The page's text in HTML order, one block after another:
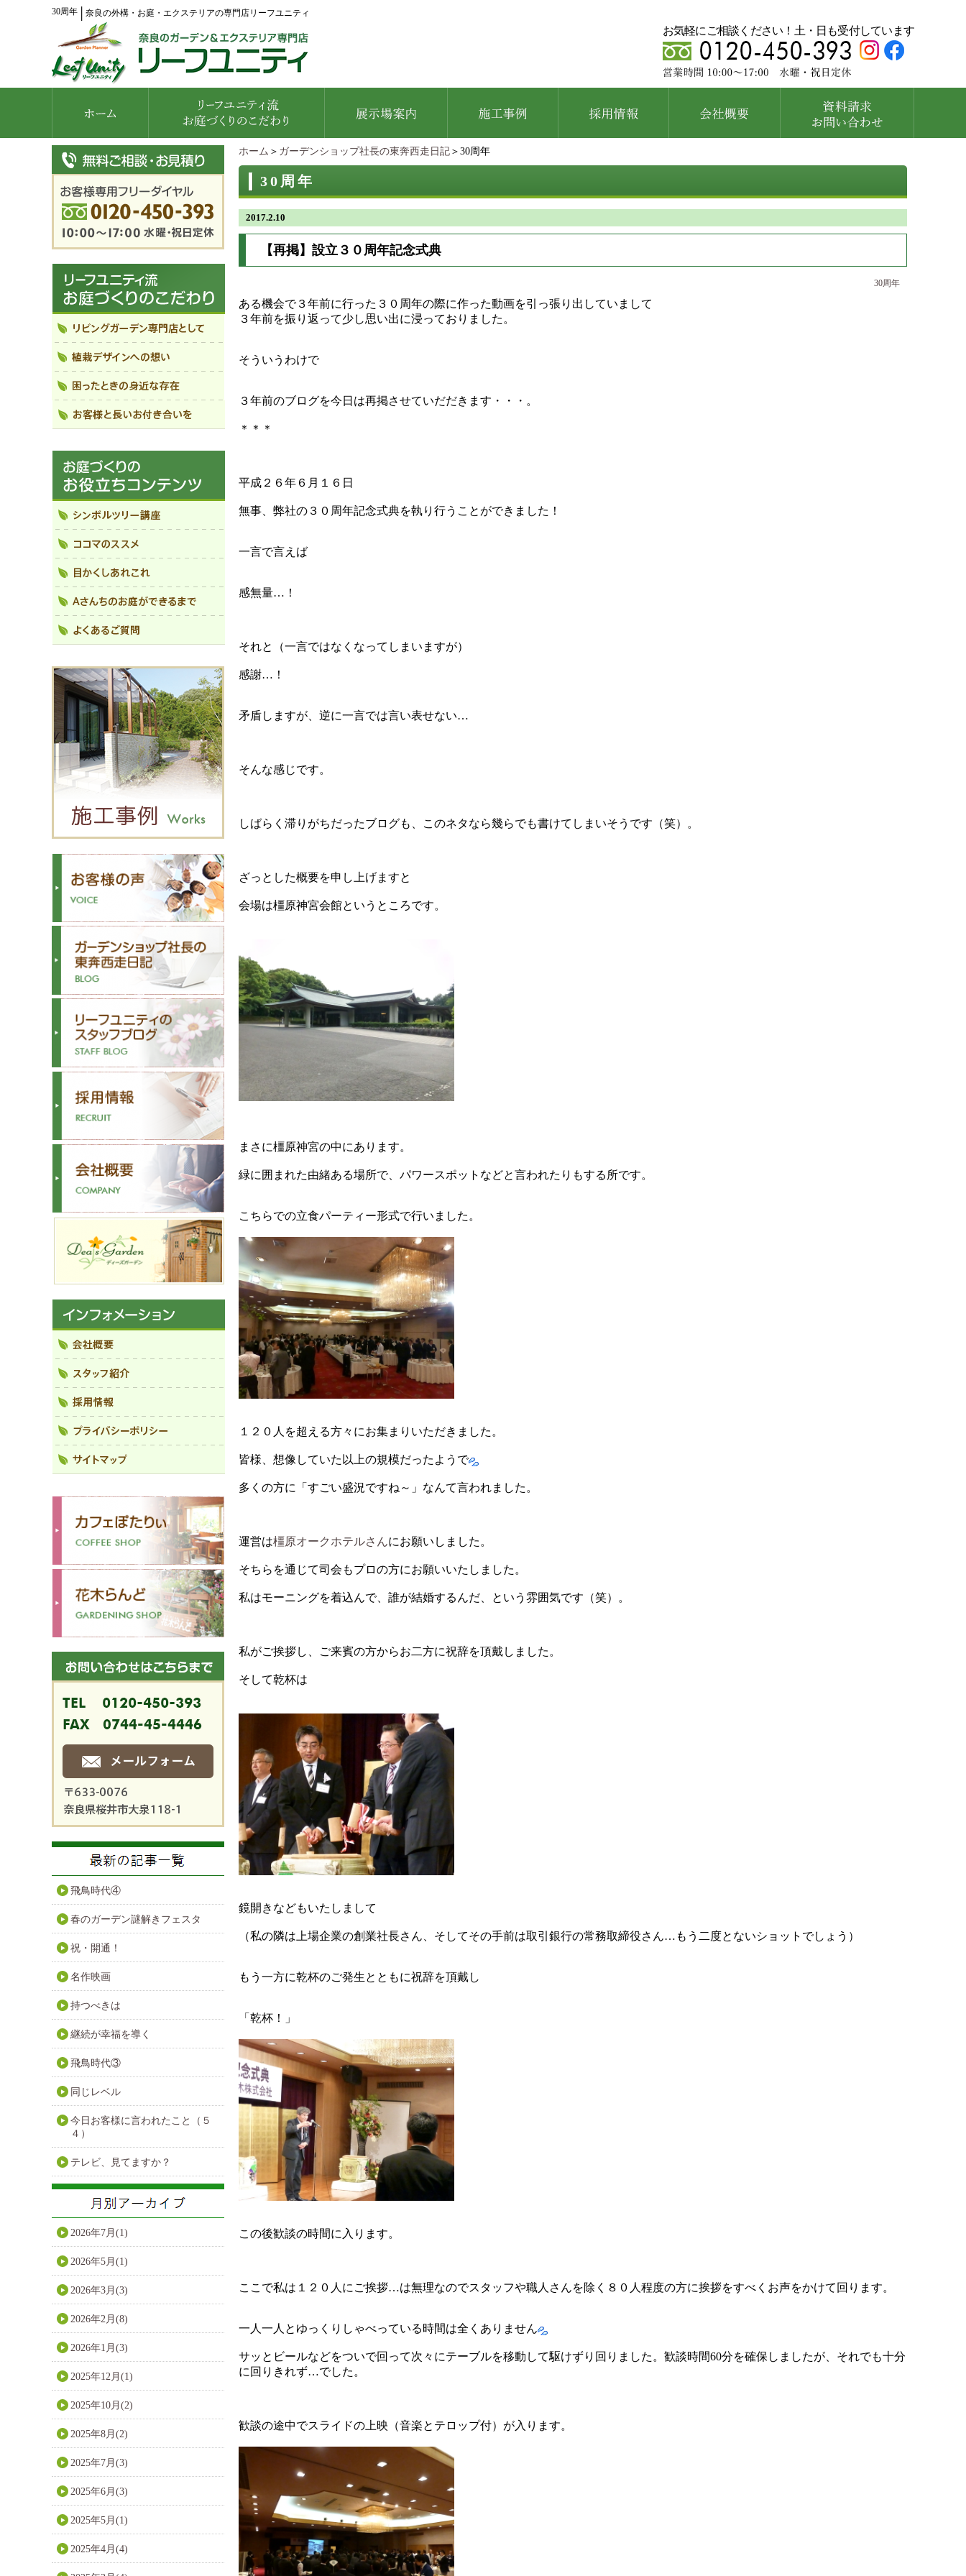
30周年 奈良の外構・お庭・エクステリアの専門店リーフユニティ
お気軽にご相談ください！土・日も受付しています
ホーム ＞ ガーデンショップ社長の東奔西走日記 ＞30周年
30周年
2017.2.10
【再掲】設立３０周年記念式典
30周年
ある機会で３年前に行った３０周年の際に作った動画を引っ張り出していまして
３年前を振り返って少し思い出に浸っておりました。
そういうわけで
３年前のブログを今日は再掲させていだだきます・・・。
＊＊＊
平成２６年６月１６日
無事、弊社の３０周年記念式典を執り行うことができました！
一言で言えば
感無量…！
それと（一言ではなくなってしまいますが）
感謝…！
矛盾しますが、逆に一言では言い表せない…
そんな感じです。
しばらく滞りがちだったブログも、このネタなら幾らでも書けてしまいそうです（笑）。
ざっとした概要を申し上げますと
会場は橿原神宮会館というところです。
まさに橿原神宮の中にあります。
緑に囲まれた由緒ある場所で、パワースポットなどと言われたりもする所です。
こちらでの立食パーティー形式で行いました。
１２０人を超える方々にお集まりいただきました。
皆様、想像していた以上の規模だったようで
多くの方に「すごい盛況ですね～」なんて言われました。
運営は橿原オークホテルさんにお願いしました。
そちらを通じて司会もプロの方にお願いいたしました。
私はモーニングを着込んで、誰が結婚するんだ、という雰囲気です（笑）。
私がご挨拶し、ご来賓の方からお二方に祝辞を頂戴しました。
そして乾杯は
鏡開きなどもいたしまして
（私の隣は上場企業の創業社長さん、そしてその手前は取引銀行の常務取締役さん…もう二度とないショットでしょう）
もう一方に乾杯のご発生とともに祝辞を頂戴し
「乾杯！」
この後歓談の時間に入ります。
ここで私は１２０人にご挨拶…は無理なのでスタッフや職人さんを除く８０人程度の方に挨拶をすべくお声をかけて回ります。
一人一人とゆっくりしゃべっている時間は全くありません
サッとビールなどをついで回って次々にテーブルを移動して駆けずり回りました。歓談時間60分を確保しましたが、それでも十分
に回りきれず…でした。
歓談の途中でスライドの上映（音楽とテロップ付）が入ります。
飛鳥時代④
春のガーデン謎解きフェスタ
祝・開通！
名作映画
持つべきは
継続が幸福を導く
飛鳥時代③
同じレベル
今日お客様に言われたこと（５
４）
テレビ、見てますか？
2026年7月(1)
2026年5月(1)
2026年3月(3)
2026年2月(8)
2026年1月(3)
2025年12月(1)
2025年10月(2)
2025年8月(2)
2025年7月(3)
2025年6月(3)
2025年5月(1)
2025年4月(4)